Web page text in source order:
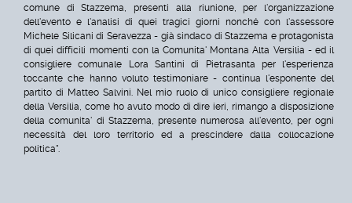
comune di Stazzema, presenti alla riunione, per l'organizzazione
dell'evento e l'analisi di quei tragici giorni nonché con l'assessore
Michele Silicani di Seravezza - già sindaco di Stazzema e protagonista
di quei difficili momenti con la Comunita' Montana Alta Versilia - ed il
consigliere comunale Lora Santini di Pietrasanta per l'esperienza
toccante che hanno voluto testimoniare - continua l'esponente del
partito di Matteo Salvini. Nel mio ruolo di unico consigliere regionale
della Versilia, come ho avuto modo di dire ieri, rimango a disposizione
della comunita' di Stazzema, presente numerosa all'evento, per ogni
necessità del loro territorio ed a prescindere dalla collocazione
politica".